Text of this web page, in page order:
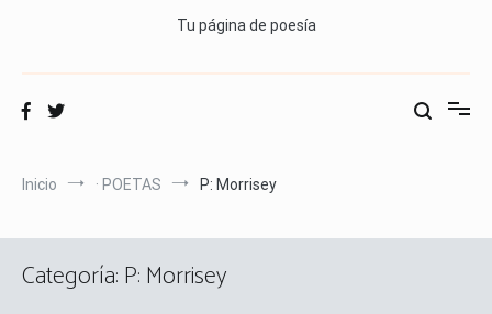
Tu página de poesía
Inicio · POETAS P: Morrisey
Categoría:P: Morrisey